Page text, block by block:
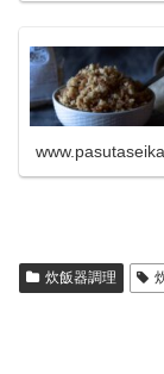
炊飯器調理